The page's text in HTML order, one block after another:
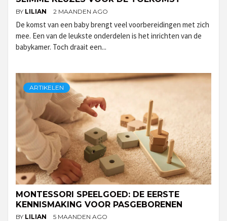
BY LILIAN 2 MAANDEN AGO
De komst van een baby brengt veel voorbereidingen met zich
mee. Een van de leukste onderdelen is het inrichten van de
babykamer. Toch draait een...
ARTIKELEN
MONTESSORI SPEELGOED: DE EERSTE
KENNISMAKING VOOR PASGEBORENEN
BY LILIAN 5 MAANDEN AGO